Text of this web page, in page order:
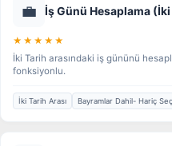
💼 İş Günü Hesaplama (İki
★★★★★
İki Tarih arasındaki iş gününü
fonksiyonlu.
İki Tarih Arası Bayramlar Dahil- Hariç